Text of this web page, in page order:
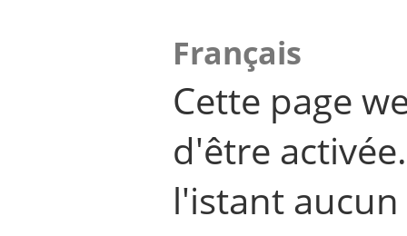
Français
Cette page
d'être
l'istant